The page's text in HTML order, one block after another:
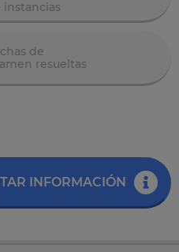
instancias
de
resueltas
INFORMACIÓN